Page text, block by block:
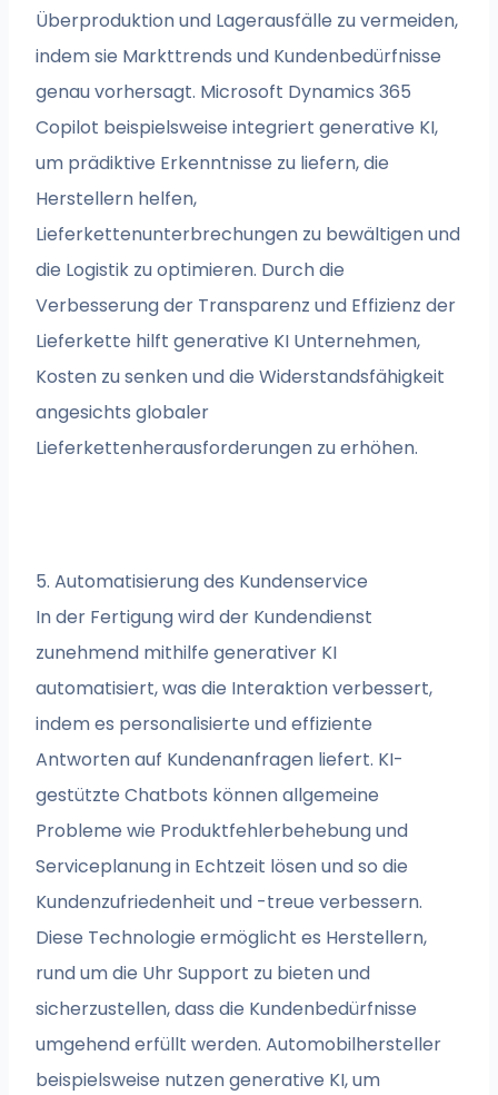
Überproduktion und Lagerausfälle zu vermeiden,
indem sie Markttrends und Kundenbedürfnisse
genau vorhersagt. Microsoft Dynamics 365
Copilot beispielsweise integriert generative KI,
um prädiktive Erkenntnisse zu liefern, die
Herstellern helfen,
Lieferkettenunterbrechungen zu bewältigen und
die Logistik zu optimieren. Durch die
Verbesserung der Transparenz und Effizienz der
Lieferkette hilft generative KI Unternehmen,
Kosten zu senken und die Widerstandsfähigkeit
angesichts globaler
Lieferkettenherausforderungen zu erhöhen.
5. Automatisierung des Kundenservice
In der Fertigung wird der Kundendienst
zunehmend mithilfe generativer KI
automatisiert, was die Interaktion verbessert,
indem es personalisierte und effiziente
Antworten auf Kundenanfragen liefert. KI-
gestützte Chatbots können allgemeine
Probleme wie Produktfehlerbehebung und
Serviceplanung in Echtzeit lösen und so die
Kundenzufriedenheit und -treue verbessern.
Diese Technologie ermöglicht es Herstellern,
rund um die Uhr Support zu bieten und
sicherzustellen, dass die Kundenbedürfnisse
umgehend erfüllt werden. Automobilhersteller
beispielsweise nutzen generative KI, um